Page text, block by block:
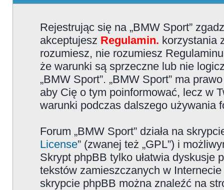
Rejestrując się na „BMW Sport”
akceptujesz Regulamin. korzystania
rozumiesz, nie rozumiesz
że warunki są sprzeczne lub nie
„BMW Sport”. „BMW Sport” ma
aby Cię o tym poinformować, lecz w
warunki podczas dalszego używania
Forum „BMW Sport” działa na
License” (zwanej też „GPL”) i
Skrypt phpBB tylko ułatwia dyskusje
tekstów zamieszczanych w
skrypcie phpBB można znaleźć na